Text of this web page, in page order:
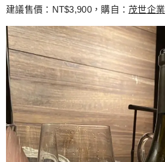
建議售價：NT$3,900，購自：茂世企業